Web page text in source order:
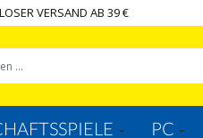
VERSAND AB 39 €
PC